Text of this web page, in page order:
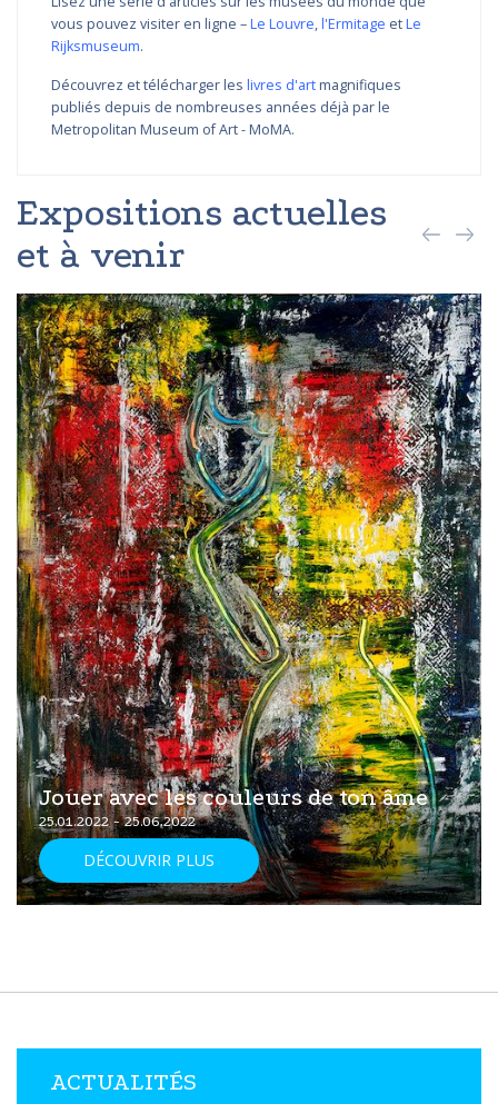
vous pouvez visiter en ligne –Le Louvre,l'Ermitage etLe
Rijksmuseum.
Découvrez et télécharger les livres d'artmagnifiques
publiés depuis de nombreuses années déjà par le
Metropolitan Museum of Art - MoMA.
Expositions actuelles
et à venir
Jouer avec les couleurs de ton âme
25.01.2022 - 25.06.2022
DÉCOUVRIR PLUS
ACTUALITÉS